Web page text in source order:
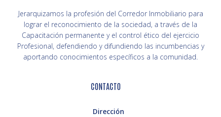
Jerarquizamos la profesión del Corredor Inmobiliario para
lograr el reconocimiento de la sociedad, a través de la
Capacitación permanente y el control ético del ejercicio
Profesional, defendiendo y difundiendo las incumbencias y
aportando conocimientos específicos a la comunidad.
CONTACTO
Dirección